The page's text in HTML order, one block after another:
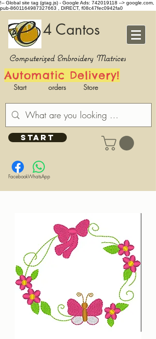
!-- Global site tag (gtag.js) - Google Ads: 742019118 --> google.com,
pub-8601164987327663 , DIRECT, f08c47fec0942fa0
4 Cantos
Computerized Embroidery Matrices
Automatic Delivery!
Start orders Store
START
FacebookWhatsApp